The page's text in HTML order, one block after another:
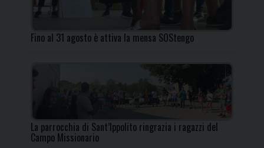
Fino al 31 agosto è attiva la mensa SOStengo
La parrocchia di Sant’Ippolito ringrazia i ragazzi del
Campo Missionario